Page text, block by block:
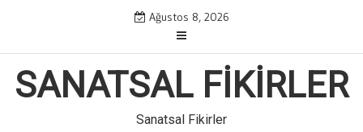
content
Ağustos 8, 2026
SANATSAL FIKIRLER
Sanatsal Fikirler